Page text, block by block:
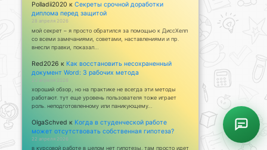
Polladii2020 к Секреты срочной доработки
диплома перед защитой
28 апреля 2026
мой секрет – я просто обратился за помощью к ДиссХелп
со всеми замечаниями, советами, наставлениями и пр.
внесли правки, показал…
Red2026 к Как восстановить несохраненный
документ Word: 3 рабочих метода
23 апреля 2026
хороший обзор, но на практике не всегда эти методы
работают. тут еще уровень пользователя тоже играет
роль. неподготовленному или паникующему…
OlgaSchved к Когда в студенческой работе
может отсутствовать собственная гипотеза?
22 апреля 2026
в курсовой работе в целом нет гипотезы. там просто идет